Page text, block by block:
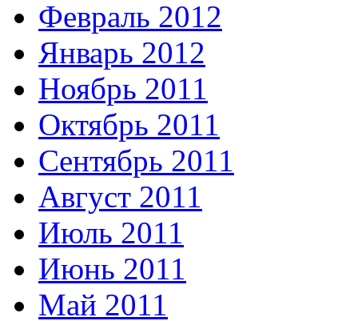
Февраль 2012
Январь 2012
Ноябрь 2011
Октябрь 2011
Сентябрь 2011
Август 2011
Июль 2011
Июнь 2011
Май 2011